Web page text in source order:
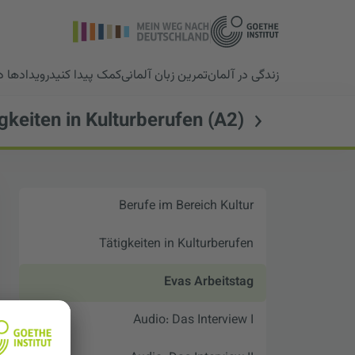
زندگی در آلمانتمرین زبان آلمانیکمک پیدا کنید
in Kulturberufen (A2)
Berufe im Bereich Kultur
Tätigkeiten in Kulturberufen
Evas Arbeitstag
Audio: Das Interview I